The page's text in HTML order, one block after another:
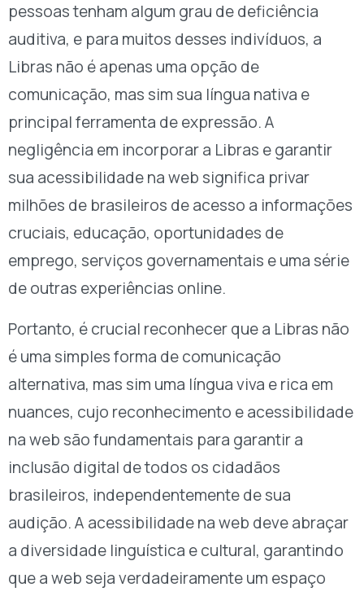
pessoas tenham algum grau de deficiência
auditiva, e para muitos desses indivíduos, a
Libras não é apenas uma opção de
comunicação, mas sim sua língua nativa e
principal ferramenta de expressão. A
negligência em incorporar a Libras e garantir
sua acessibilidade na web significa privar
milhões de brasileiros de acesso a informações
cruciais, educação, oportunidades de
emprego, serviços governamentais e uma série
de outras experiências online.
Portanto, é crucial reconhecer que a Libras não
é uma simples forma de comunicação
alternativa, mas sim uma língua viva e rica em
nuances, cujo reconhecimento e acessibilidade
na web são fundamentais para garantir a
inclusão digital de todos os cidadãos
brasileiros, independentemente de sua
audição. A acessibilidade na web deve abraçar
a diversidade linguística e cultural, garantindo
que a web seja verdadeiramente um espaço